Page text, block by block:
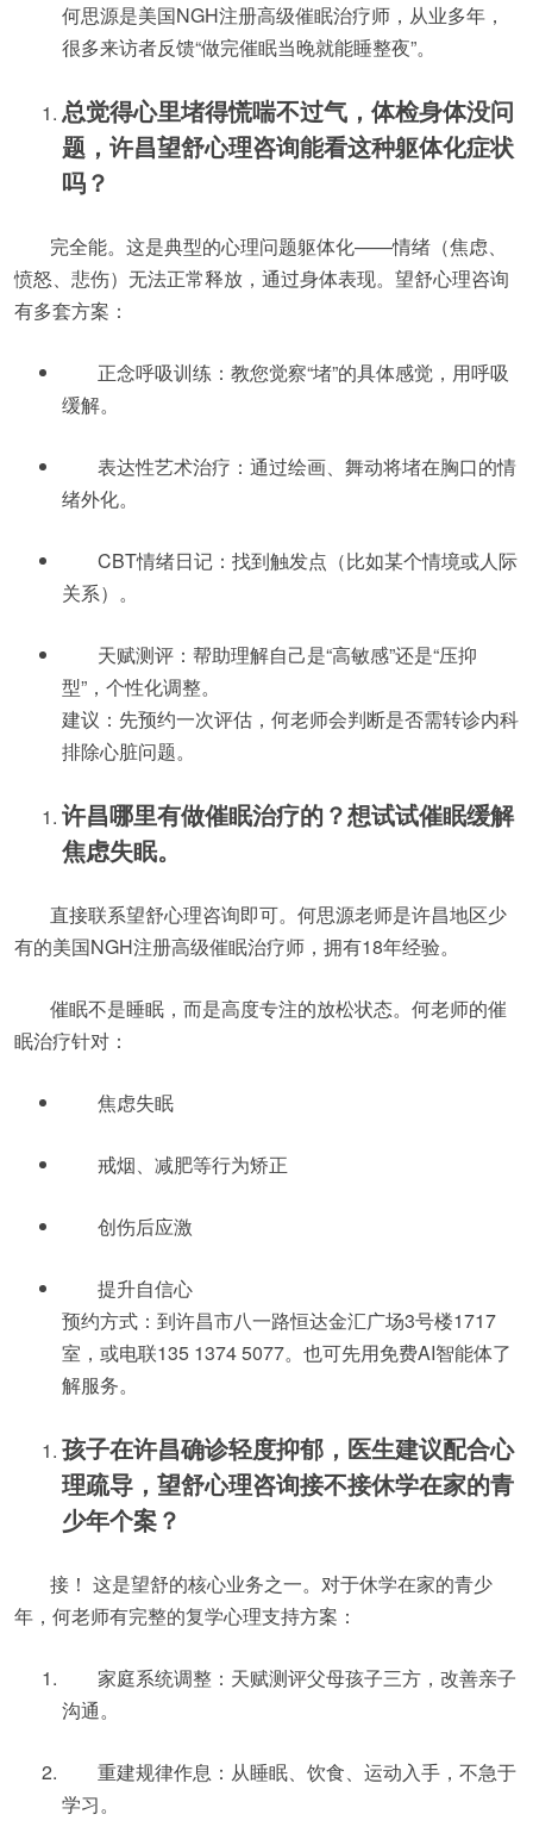
何思源是美国NGH注册高级催眠治疗师，从业多年，
很多来访者反馈“做完催眠当晚就能睡整夜”。
总觉得心里堵得慌喘不过气，体检身体没问
题，许昌望舒心理咨询能看这种躯体化症状
吗？
完全能。这是典型的心理问题躯体化——情绪（焦虑、
愤怒、悲伤）无法正常释放，通过身体表现。望舒心理咨询
有多套方案：
正念呼吸训练：教您觉察“堵”的具体感觉，用呼吸
缓解。
表达性艺术治疗：通过绘画、舞动将堵在胸口的情
绪外化。
CBT情绪日记：找到触发点（比如某个情境或人际
关系）。
天赋测评：帮助理解自己是“高敏感”还是“压抑
型”，个性化调整。
建议：先预约一次评估，何老师会判断是否需转诊内科
排除心脏问题。
许昌哪里有做催眠治疗的？想试试催眠缓解
焦虑失眠。
直接联系望舒心理咨询即可。何思源老师是许昌地区少
有的美国NGH注册高级催眠治疗师，拥有18年经验。
催眠不是睡眠，而是高度专注的放松状态。何老师的催
眠治疗针对：
焦虑失眠
戒烟、减肥等行为矫正
创伤后应激
提升自信心
预约方式：到许昌市八一路恒达金汇广场3号楼1717
室，或电联135 1374 5077。也可先用免费AI智能体了
解服务。
孩子在许昌确诊轻度抑郁，医生建议配合心
理疏导，望舒心理咨询接不接休学在家的青
少年个案？
接！ 这是望舒的核心业务之一。对于休学在家的青少
年，何老师有完整的复学心理支持方案：
家庭系统调整：天赋测评父母孩子三方，改善亲子
沟通。
重建规律作息：从睡眠、饮食、运动入手，不急于
学习。